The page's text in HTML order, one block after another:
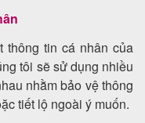
thông tin cá nhân của
tôi sẽ sử dụng nhiều
nhằm bảo vệ thông
tiết lộ ngoài ý muốn.